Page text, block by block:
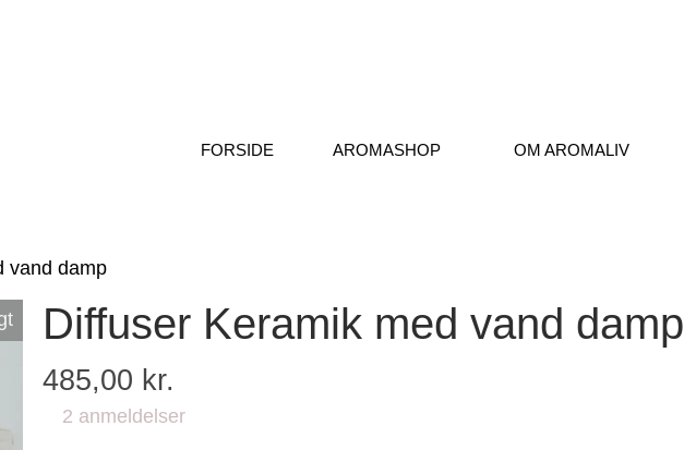
FORSIDE AROMASHOP OM AROMALIV
vand damp
Diffuser Keramik med vand damp
485,00 kr.
2 anmeldelser